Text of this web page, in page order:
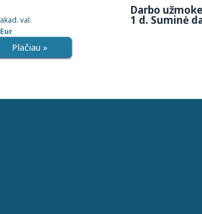
Darbo
1 d. Suminė
akad. val.
Eur
Plačiau »